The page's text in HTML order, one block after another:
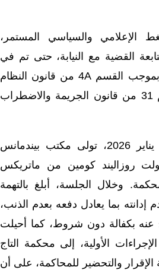
الإعلامي والسياسي المستمر،
القضية مع النيابة، حتى تم في
النهاية توجيه تهمة بديلة بموجب القسم 4A من قانون النظام
العام لعام 1998 والقسم 31 من قانون الجريمة والاضطراب
وخلال جلسة اليوم، 19 يناير 2026، تولى مكتب بيندمانس
تولت روزاليند كومين من ماتريكس
وخلال الجلسة، أبلغ بالتهمة
إدانته بما يعادل دفعه بعدم الذنب،
عنه بكفالة دون شروط، كما أحيلت
الأولية، إلى محكمة التاج
والتحضير للمحاكمة، على أن